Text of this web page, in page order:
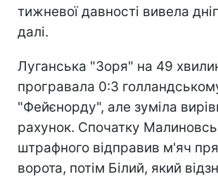
тижневої давності вивела
далі.
Луганська "Зоря" на 49
програвала 0:3
"Фейєнорду", але зуміла
рахунок. Спочатку
штрафного відправив м'яч
ворота, потім Білий, який